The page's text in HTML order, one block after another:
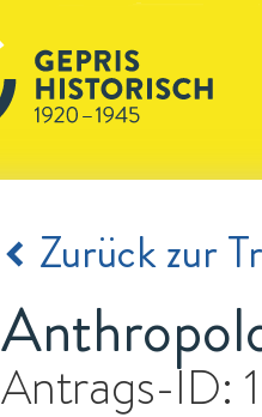
Zurück zur
Antrags-ID: